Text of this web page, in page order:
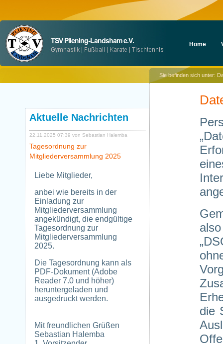
überspringen
Home
Sie befinden sich unter:
Aktuelle Nachrichten
22.11.2025 07:39 von Sebastian Halemba
Tagesordnung zur
Mitgliederversammlung 2025
Liebe Mitglieder,
anbei wie bereits in der
Einladung zur
Mitgliederversammlung
angekündigt, die endgültige
Tagesordnung zur
Mitgliederversammlung
2025.
Die Tagesordnung kann als
PDF-Dokument (Adobe
Reader 7.0 und höher)
heruntergeladen und
ausgedruckt werden.
Mit freundlichen Grüßen
Sebastian Halemba
die